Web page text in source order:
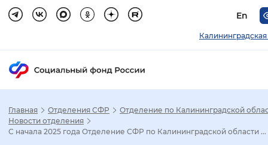
En
Главная Отделения СФР
Отделение по Калининградской
Новости отделения
С начала 2025 года Отделение СФР по Калининградской области ...